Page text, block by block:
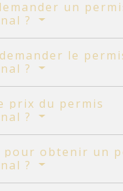
un
?
le
?
prix du permis
?
pour obtenir un
?